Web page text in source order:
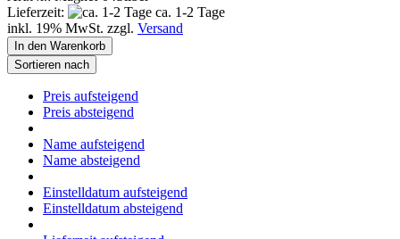
Lieferzeit:
ca. 1-2 Tage
inkl. 19% MwSt. zzgl. Versand
In den Warenkorb
Sortieren nach
Preis aufsteigend
Preis absteigend
Name aufsteigend
Name absteigend
Einstelldatum aufsteigend
Einstelldatum absteigend